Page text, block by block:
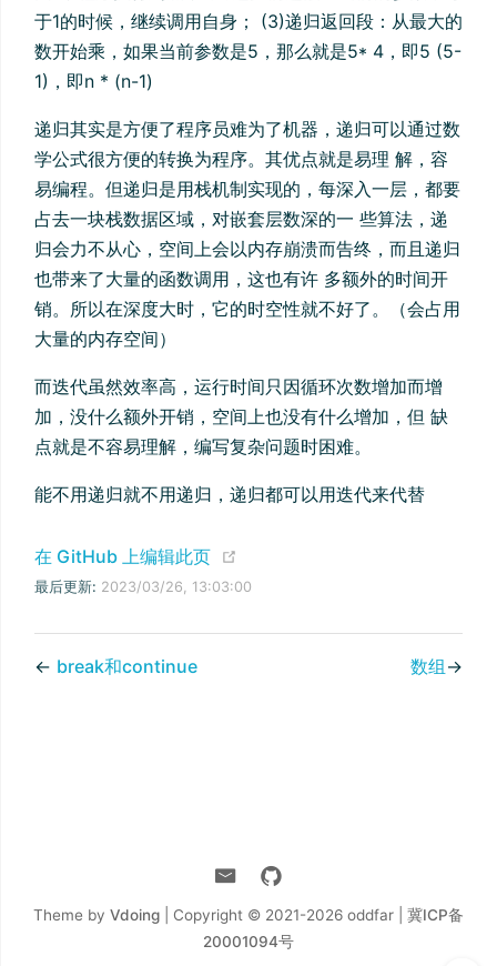
于1的时候，继续调用自身； (3)递归返回段：从最大的
数开始乘，如果当前参数是5，那么就是5* 4，即5 (5-
1)，即n * (n-1)
递归其实是方便了程序员难为了机器，递归可以通过数
学公式很方便的转换为程序。其优点就是易理 解，容
易编程。但递归是用栈机制实现的，每深入一层，都要
占去一块栈数据区域，对嵌套层数深的一 些算法，递
归会力不从心，空间上会以内存崩溃而告终，而且递归
也带来了大量的函数调用，这也有许 多额外的时间开
销。所以在深度大时，它的时空性就不好了。（会占用
大量的内存空间）
而迭代虽然效率高，运行时间只因循环次数增加而增
加，没什么额外开销，空间上也没有什么增加，但 缺
点就是不容易理解，编写复杂问题时困难。
能不用递归就不用递归，递归都可以用迭代来代替
在 GitHub 上编辑此页
最后更新: 2023/03/26, 13:03:00
← break和continue 数组 →
Theme by Vdoing | Copyright © 2021-2026 oddfar | 冀ICP备
20001094号